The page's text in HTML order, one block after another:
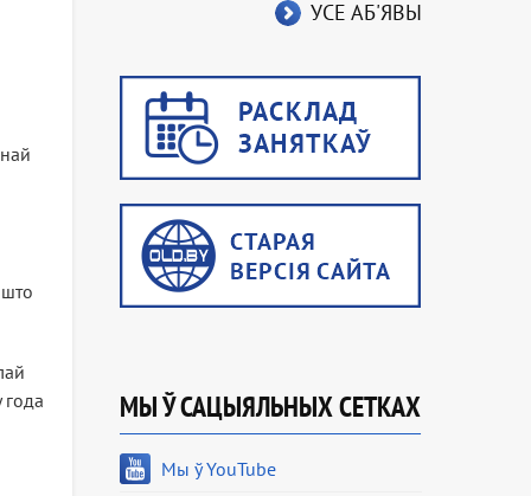
года
УСЕ АБ'ЯВЫ
МЫ Ў САЦЫЯЛЬНЫХ СЕТКАХ
Мы ў YouTube